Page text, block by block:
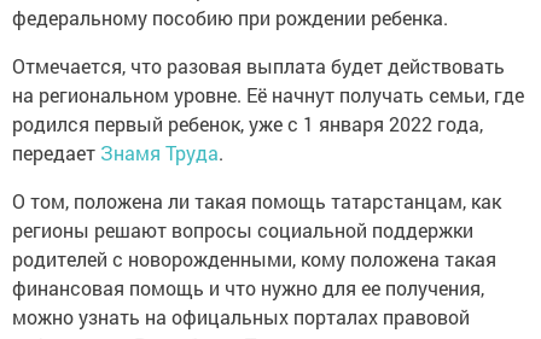
федеральному пособию при рождении ребенка.
Отмечается, что разовая выплата будет действовать
на региональном уровне. Её начнут получать семьи, где
родился первый ребенок, уже с 1 января 2022 года,
передает Знамя Труда.
О том, положена ли такая помощь татарстанцам, как
регионы решают вопросы социальной поддержки
родителей с новорожденными, кому положена такая
финансовая помощь и что нужно для ее получения,
можно узнать на офицальных порталах правовой